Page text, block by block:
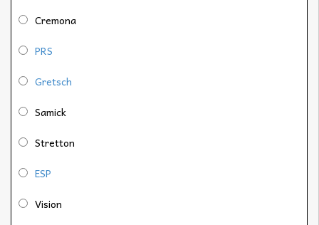
Cremona
PRS
Gretsch
Samick
Stretton
ESP
Vision